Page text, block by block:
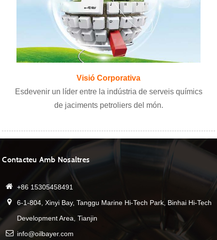
Visió Corporativa
Esdevenir un líder entre la indústria de serveis químics
de jaciments petroliers del món.
Contacteu Amb Nosaltres
+86 15305458491
6-1-804, Xinyi Bay, Tanggu Marine Hi-Tech Park, Binhai Hi-Tech
Development Area, Tianjin
info@oilbayer.com